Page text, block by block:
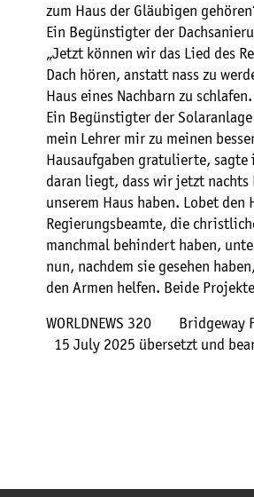
zum Haus der Gläubigen
Ein Begünstigter der
„Jetzt können wir das Lied des
Dach hören, anstatt nass zu
Haus eines Nachbarn zu
Ein Begünstigter der
mein Lehrer mir zu meinen
Hausaufgaben gratulierte, sagte
daran liegt, dass wir jetzt nachts
unserem Haus haben. Lobet den
Regierungsbeamte, die
manchmal behindert haben,
nun, nachdem sie gesehen
den Armen helfen. Beide
WORLDNEWS 320 Bridgeway
15 July 2025 übersetzt und